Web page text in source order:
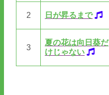
2 日が昇るまで
3
夏の花は向日葵だ
けじゃない